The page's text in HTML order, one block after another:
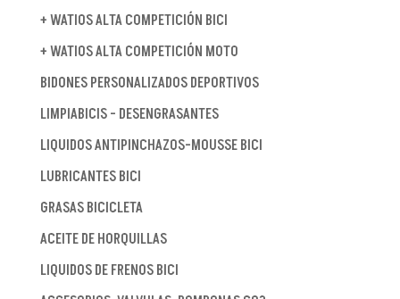
+ WATIOS ALTA COMPETICIÓN BICI
+ WATIOS ALTA COMPETICIÓN MOTO
BIDONES PERSONALIZADOS DEPORTIVOS
LIMPIABICIS - DESENGRASANTES
LIQUIDOS ANTIPINCHAZOS-MOUSSE BICI
LUBRICANTES BICI
GRASAS BICICLETA
ACEITE DE HORQUILLAS
LIQUIDOS DE FRENOS BICI